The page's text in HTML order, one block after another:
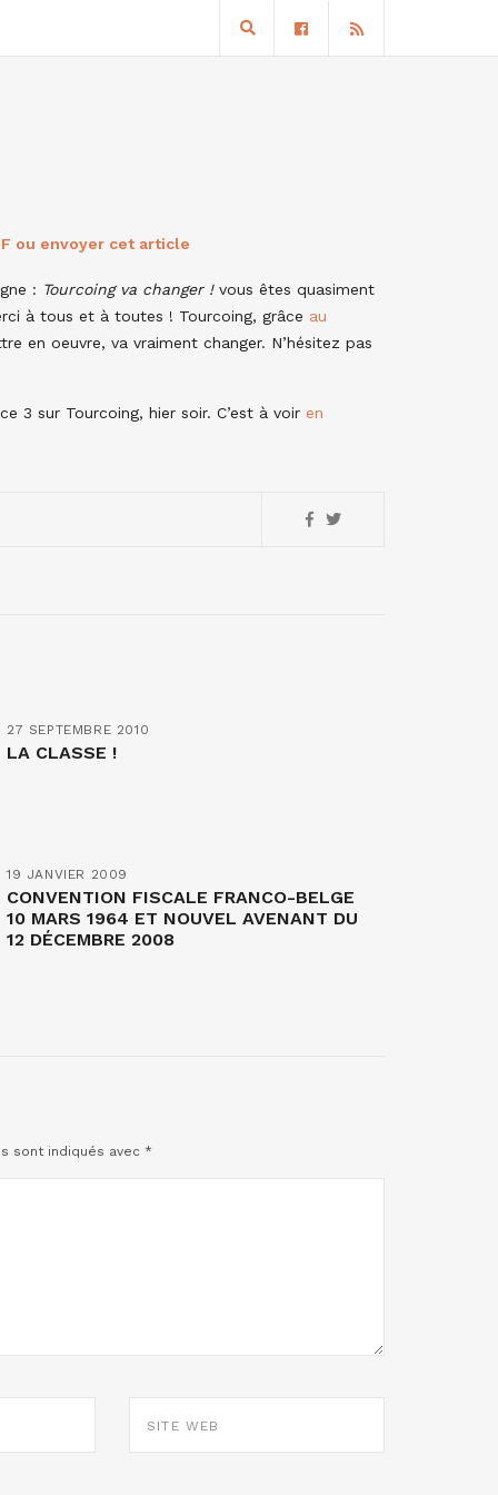
ou envoyer cet article
: Tourcoing va changer !vous êtes quasiment
à tous et à toutes ! Tourcoing, grâce au
en oeuvre, va vraiment changer. N’hésitez pas
3 sur Tourcoing, hier soir. C’est à voir en
27 SEPTEMBRE 2010
LA CLASSE !
19 JANVIER 2009
CONVENTION FISCALE FRANCO-BELGE
10 MARS 1964 ET NOUVEL AVENANT DU
12 DÉCEMBRE 2008
sont indiqués avec *
WEB